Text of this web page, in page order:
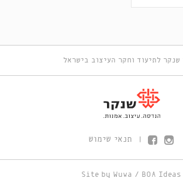
שנקר לתיעוד וחקר העיצוב בישראל
תנאי שימוש
Site by Wuwa / BOA Ideas